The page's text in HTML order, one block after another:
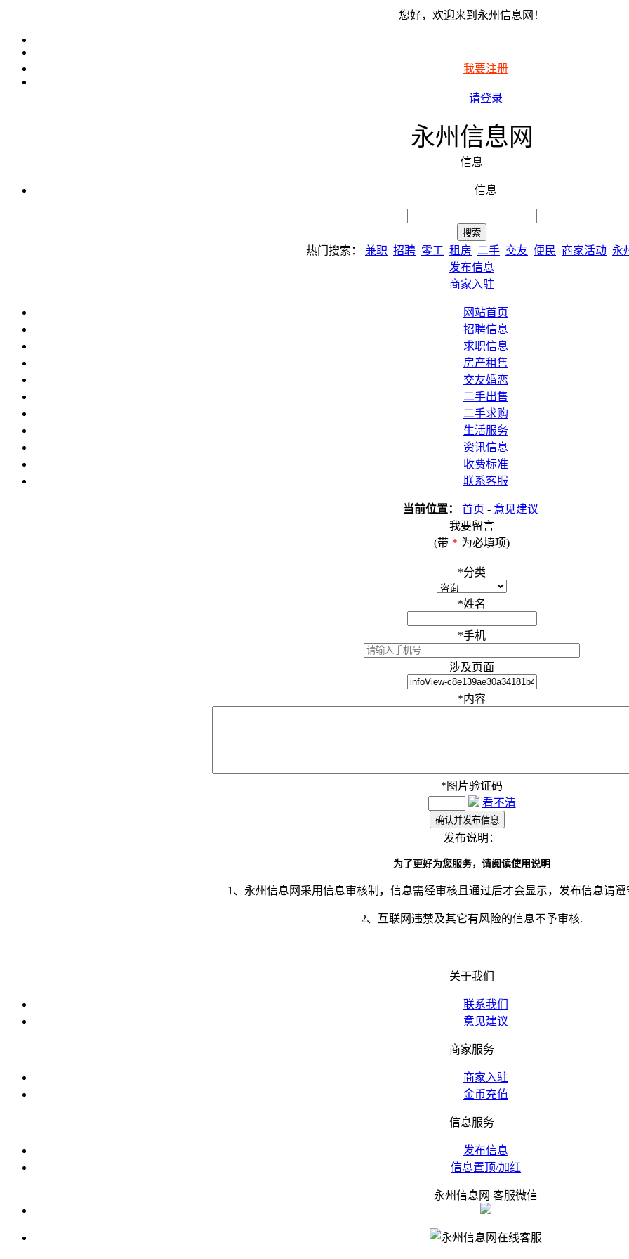
您好，欢迎来到永州信息网！
我要注册
请登录
永州信息网
信息
信息
热门搜索： 兼职 招聘 零工 租房 二手 交友 便民 商家活动 永
发布信息
商家入驻
网站首页
招聘信息
求职信息
房产租售
交友婚恋
二手出售
二手求购
生活服务
资讯信息
收费标准
联系客服
当前位置： 首页 - 意见建议
我要留言
(带 * 为必填项)
*分类
*姓名
*手机
涉及页面
*内容
* 图片验证码
看不清
发布说明：
为了更好为您服务，请阅读使用说明
1、永州信息网采用信息审核制，信息需经审核且通过后才会显示，发布信息请遵
2、互联网违禁及其它有风险的信息不予审核.
关于我们
联系我们
意见建议
商家服务
商家入驻
金币充值
信息服务
发布信息
信息置顶/加红
永州信息网 客服微信